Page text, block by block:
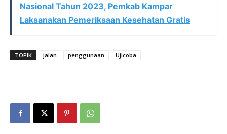
Nasional Tahun 2023, Pemkab Kampar
Laksanakan Pemeriksaan Kesehatan Gratis
TOPIK jalan penggunaan Ujicoba